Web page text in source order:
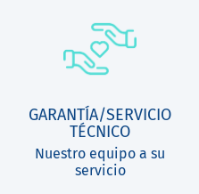
GARANTÍA/SERVICIO
TÉCNICO
Nuestro equipo a su
servicio